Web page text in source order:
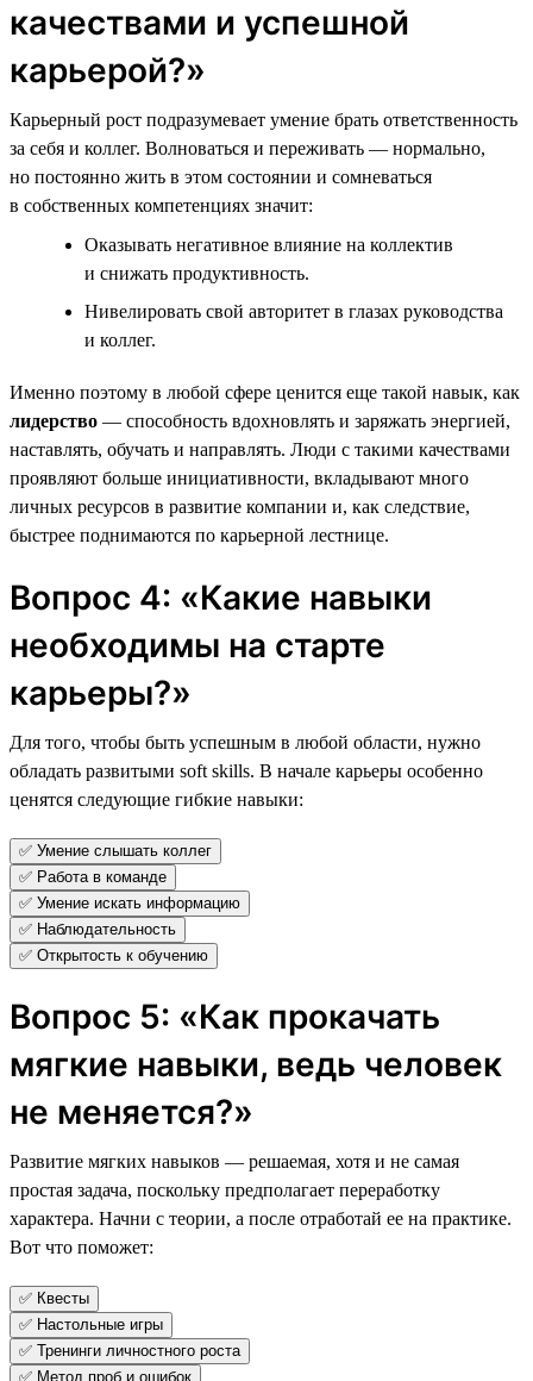
качествами и успешной
карьерой?»
Карьерный рост подразумевает умение брать ответственность
за себя и коллег. Волноваться и переживать — нормально,
но постоянно жить в этом состоянии и сомневаться
в собственных компетенциях значит:
Оказывать негативное влияние на коллектив
и снижать продуктивность.
Нивелировать свой авторитет в глазах руководства
и коллег.
Именно поэтому в любой сфере ценится еще такой навык, как
лидерство — способность вдохновлять и заряжать энергией,
наставлять, обучать и направлять. Люди с такими качествами
проявляют больше инициативности, вкладывают много
личных ресурсов в развитие компании и, как следствие,
быстрее поднимаются по карьерной лестнице.
Вопрос 4: «Какие навыки
необходимы на старте
карьеры?»
Для того, чтобы быть успешным в любой области, нужно
обладать развитыми soft skills. В начале карьеры особенно
ценятся следующие гибкие навыки:
✅ Умение слышать коллег
✅ Работа в команде
✅ Умение искать информацию
✅ Наблюдательность
✅ Открытость к обучению
Вопрос 5: «Как прокачать
мягкие навыки, ведь человек
не меняется?»
Развитие мягких навыков — решаемая, хотя и не самая
простая задача, поскольку предполагает переработку
характера. Начни с теории, а после отработай ее на практике.
Вот что поможет:
✅ Квесты
✅ Настольные игры
✅ Тренинги личностного роста
✅ Метод проб и ошибок